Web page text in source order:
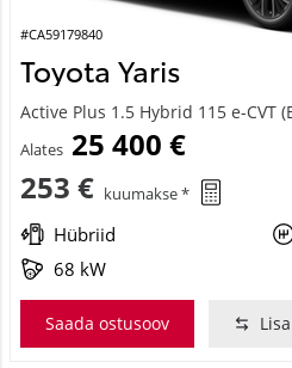
#CA59179840
Toyota Yaris
Active Plus 1.5 Hybrid 115 e-CVT
Alates 25 400 €
253 € kuumakse *
Hübriid
68 kW
Saada ostusoov